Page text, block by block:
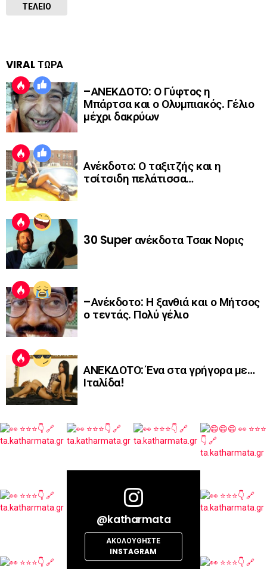
ΤΕΛΕΙΟ
VIRAL ΤΩΡΑ
–ΑΝΕΚΔΟΤΟ: Ο Γύφτος η
Μπάρτσα και ο Ολυμπιακός. Γέλιο
μέχρι δακρύων
Ανέκδοτο: Ο ταξιτζής και η
τσίτσιδη πελάτισσα…
30 Super ανέκδοτα Τσακ Νορις
–Ανέκδοτο: Η ξανθιά και ο Μήτσος
ο τεντάς. Πολύ γέλιο
ΑΝΕΚΔΟΤΟ: Ένα στα γρήγορα με…
Ιταλίδα!
@katharmata
ΑΚΟΛΟΥΘΉΣΤΕ
INSTAGRAM